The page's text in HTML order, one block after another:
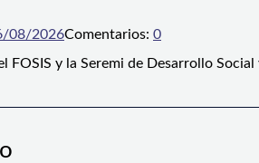
08/2026Comentarios: 0
FOSIS y la Seremi de Desarrollo